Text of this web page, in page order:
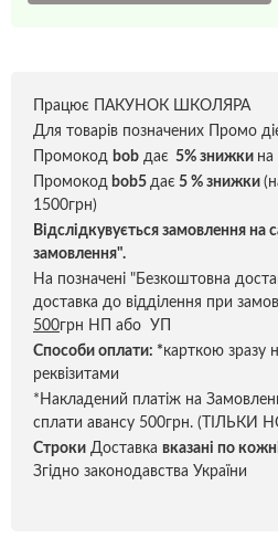
Працює ПАКУНОК ШКОЛЯРА
Для товарів позначених Промо
Промокод bob дає 5% знижки на
Промокод bob5 дає 5 % знижки
1500грн)
Відслідкувується замовлення
замовлення".
На позначені "Безкоштовна
доставка до відділення при
500грн НП або УП
Способи оплати: *карткою зразу
реквізитами
*Накладений платіж на
сплати авансу 500грн.
Строки Доставка вказані по
Згідно законодавства України